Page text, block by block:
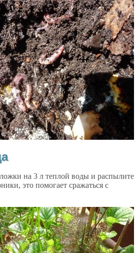
на 3 л теплой воды и распылите
это помогает сражаться с